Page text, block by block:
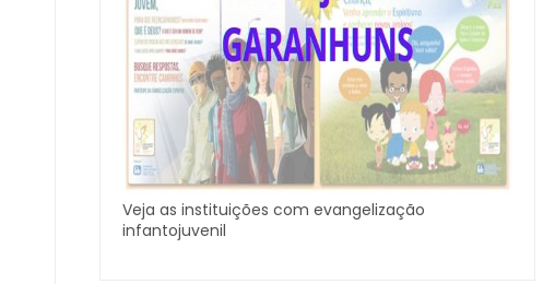
Veja as instituições com evangelização
infantojuvenil